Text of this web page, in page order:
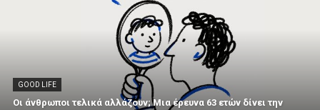
GOOD LIFE
Οι άνθρωποι τελικά αλλάζουν; Μια έρευνα 63 ετών δίνει την